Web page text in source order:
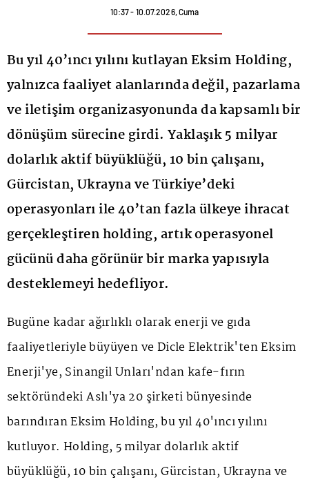
10:37 - 10.07.2026, Cuma
Bu yıl 40’ıncı yılını kutlayan Eksim Holding,
yalnızca faaliyet alanlarında değil, pazarlama
ve iletişim organizasyonunda da kapsamlı bir
dönüşüm sürecine girdi. Yaklaşık 5 milyar
dolarlık aktif büyüklüğü, 10 bin çalışanı,
Gürcistan, Ukrayna ve Türkiye’deki
operasyonları ile 40’tan fazla ülkeye ihracat
gerçekleştiren holding, artık operasyonel
gücünü daha görünür bir marka yapısıyla
desteklemeyi hedefliyor.
Bugüne kadar ağırlıklı olarak enerji ve gıda
faaliyetleriyle büyüyen ve Dicle Elektrik'ten Eksim
Enerji'ye, Sinangil Unları'ndan kafe-fırın
sektöründeki Aslı'ya 20 şirketi bünyesinde
barındıran Eksim Holding, bu yıl 40'ıncı yılını
kutluyor. Holding, 5 milyar dolarlık aktif
büyüklüğü, 10 bin çalışanı, Gürcistan, Ukrayna ve